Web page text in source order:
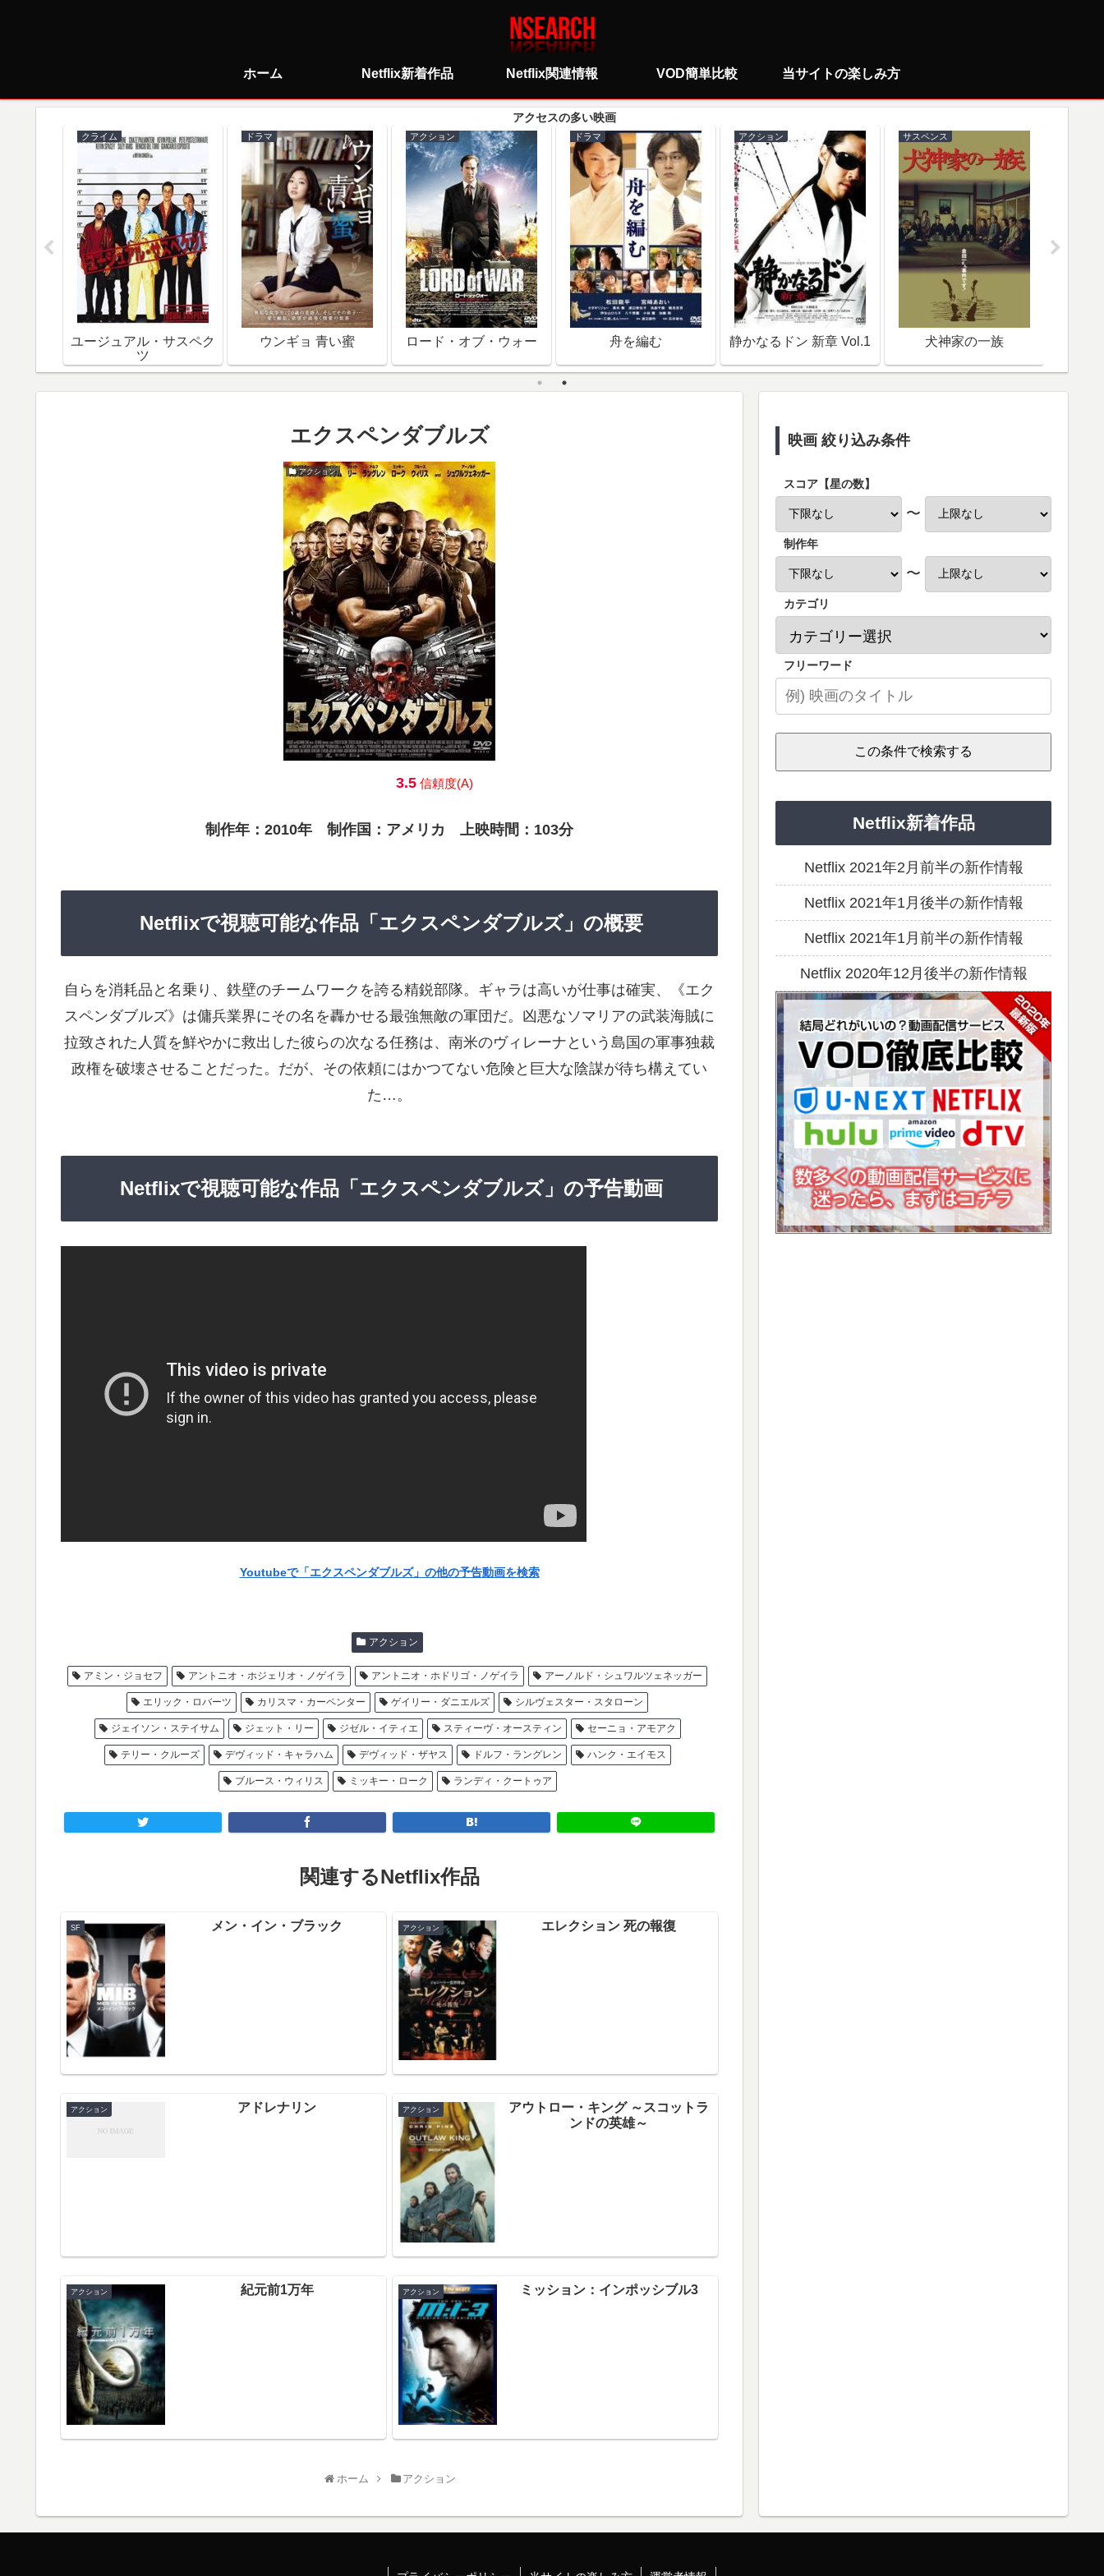
ホーム Netflix新着作品 Netflix関連情報 VOD簡単比較 当サイトの楽しみ方
クライム
ユージュアル・サスペク
ツ
ドラマ
ウンギョ 青い蜜
アクション
ロード・オブ・ウォー
ドラマ
舟を編む
アクション
静かなるドン 新章 Vol.1
サスペンス
犬神家の一族
エクスペンダブルズ
アクション
3.5 信頼度(A)
制作年：2010年 制作国：アメリカ 上映時間：103分
Netflixで視聴可能な作品「エクスペンダブルズ」の概要
自らを消耗品と名乗り、鉄壁のチームワークを誇る精鋭部隊。ギャラは高いが仕事は確実、《エク
スペンダブルズ》は傭兵業界にその名を轟かせる最強無敵の軍団だ。凶悪なソマリアの武装海賊に
拉致された人質を鮮やかに救出した彼らの次なる任務は、南米のヴィレーナという島国の軍事独裁
政権を破壊させることだった。だが、その依頼にはかつてない危険と巨大な陰謀が待ち構えてい
た…。
Netflixで視聴可能な作品「エクスペンダブルズ」の予告動画
Youtubeで「エクスペンダブルズ」の他の予告動画を検索
アクション
アミン・ジョセフ アントニオ・ホジェリオ・ノゲイラ アントニオ・ホドリゴ・ノゲイラ アーノルド・シュワルツェネッガー
エリック・ロバーツ カリスマ・カーペンター ゲイリー・ダニエルズ シルヴェスター・スタローン
ジェイソン・ステイサム ジェット・リー ジゼル・イティエ スティーヴ・オースティン セーニョ・アモアク
テリー・クルーズ デヴィッド・キャラハム デヴィッド・ザヤス ドルフ・ラングレン ハンク・エイモス
ブルース・ウィリス ミッキー・ローク ランディ・クートゥア
関連するNetflix作品
SF メン・イン・ブラック アクション エレクション 死の報復
アクション アドレナリン アクション
アウトロー・キング ～スコットラ
ンドの英雄～
アクション 紀元前1万年 アクション ミッション：インポッシブル3
ホーム アクション
映画 絞り込み条件
スコア【星の数】
〜
制作年
〜
カテゴリ
フリーワード
Netflix新着作品
Netflix 2021年2月前半の新作情報
Netflix 2021年1月後半の新作情報
Netflix 2021年1月前半の新作情報
Netflix 2020年12月後半の新作情報